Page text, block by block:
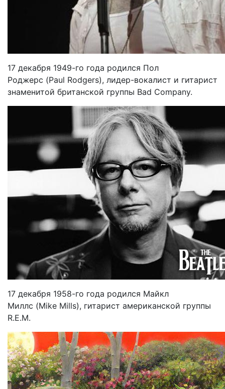
17 декабря 1949-го года родился Пол
Роджерс (Paul Rodgers), лидер-вокалист и гитарист
знаменитой британской группы Bad Company.
17 декабря 1958-го года родился Майкл
Миллс (Mike Mills), гитарист американской группы
R.E.M.